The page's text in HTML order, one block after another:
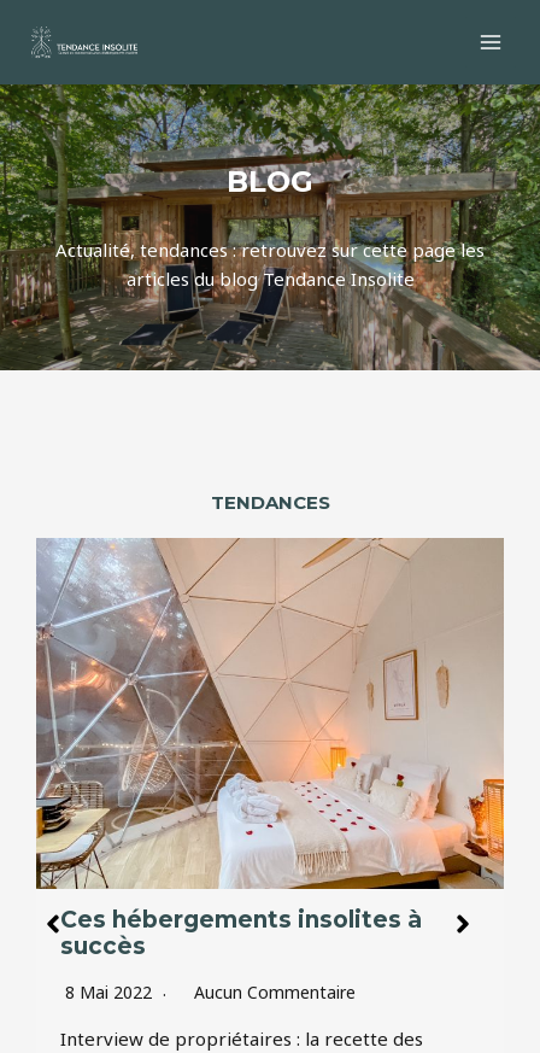
BLOG
Actualité, tendances : retrouvez sur cette page les
articles du blog Tendance Insolite
TENDANCES
Ces hébergements insolites à
succès
8 Mai 2022 Aucun Commentaire
Interview de propriétaires : la recette des